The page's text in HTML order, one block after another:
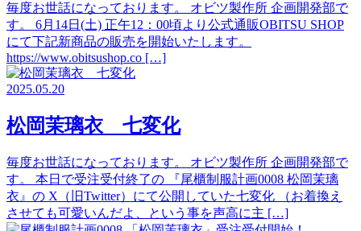
毎度お世話になっております。 オビツ製作所 企画開発部で
す。 6月14日(土) 正午12：00頃より公式通販OBITSU SHOP
にて下記新商品の販売を開始いたします。
https://www.obitsushop.co […]
2025.05.20
松岡茉璃衣 七変化
毎度お世話になっております。 オビツ製作所 企画開発部で
す。 本日で受注受付終了の 『尾櫃制服計画0008 松岡茉璃
衣』の X（旧Twitter）にて公開していた七変化 （お着換え
させても可愛いんだよ、という事を声高に主 […]